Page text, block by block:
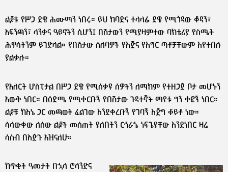
ልጆቹ የሥጋ ደዌ ሕሙማን ነበሩ። ይህ ከባድና ተላላፊ ደዌ የሚጎዳው ቆዳን፣
አፍንጫን፣ ላንቃና ዓይኖችን ሲሆን፤ በሽታውን የሚያዛምተው ባክቴሪያ የስሜት
ሕዋሳትንም ይገድላል። የበሽታው ሰለባዎች የእጅና የእግር ጣቶቻቸውም እየተበሉ
ያልቃሉ።
የአለርት ሆስፒታል በሥጋ ደዌ የሚሰቃዩ ሰዎችን ለማከም የተዘጋጀ ቦታ መሆኑን
አውቅ ነበር። በዕድሜ የሚቀርቡኝ የበሽታው ጉዳተኞች ማየቱ ግን ቀፎኝ ነበር።
ልጆቹ ከእኔ ጋር መጫወት ፈልገው እንደቀረቡኝ የገባኝ እጅግ ቆይቶ ነው።
ሳላውቀው ለሰው ልጆች መሰጠት ያለበትን ርኅራኄ ነፍጌያቸው እንደነበር ዛሬ
ሳስብ በእጅጉ አዝናለሁ።
ከጥቂት ዓመታት በኋላ ሮላንድና